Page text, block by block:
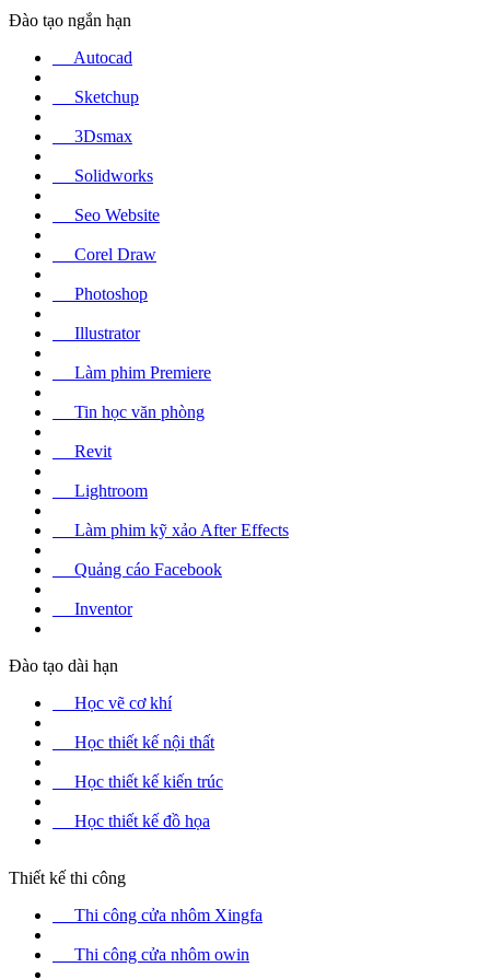
Đào tạo ngắn hạn
Autocad
Sketchup
3Dsmax
Solidworks
Seo Website
Corel Draw
Photoshop
Illustrator
Làm phim Premiere
Tin học văn phòng
Revit
Lightroom
Làm phim kỹ xảo After Effects
Quảng cáo Facebook
Inventor
Đào tạo dài hạn
Học vẽ cơ khí
Học thiết kế nội thất
Học thiết kế kiến trúc
Học thiết kế đồ họa
Thiết kế thi công
Thi công cửa nhôm Xingfa
Thi công cửa nhôm owin